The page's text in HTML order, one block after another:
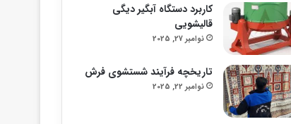
کاربرد دستگاه آبگیر دیگی
قالیشویی
نوامبر 27, 2025
تاریخچه فرآیند شستشوی فرش
نوامبر 22, 2025